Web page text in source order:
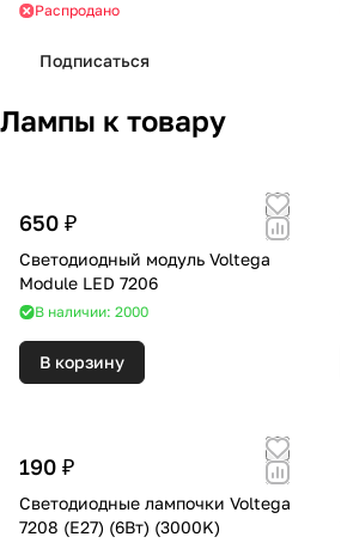
Распродано
Подписаться
Лампы к товару
650 ₽
Светодиодный модуль Voltega
Module LED 7206
В наличии: 2000
В корзину
190 ₽
Светодиодные лампочки Voltega
7208 (E27) (6Вт) (3000K)